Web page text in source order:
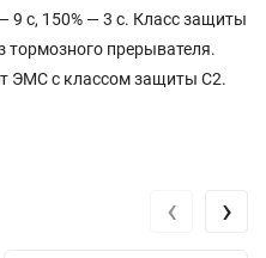
9 с, 150% — 3 с. Класс защиты
тормозного прерывателя.
ЭМС с классом защиты C2.
‹ ›